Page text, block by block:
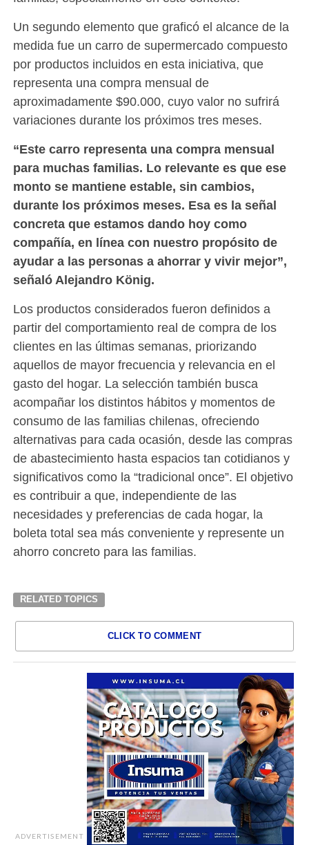
Un segundo elemento que graficó el alcance de la
medida fue un carro de supermercado compuesto
por productos incluidos en esta iniciativa, que
representa una compra mensual de
aproximadamente $90.000, cuyo valor no sufrirá
variaciones durante los próximos tres meses.
“Este carro representa una compra mensual
para muchas familias. Lo relevante es que ese
monto se mantiene estable, sin cambios,
durante los próximos meses. Esa es la señal
concreta que estamos dando hoy como
compañía, en línea con nuestro propósito de
ayudar a las personas a ahorrar y vivir mejor”,
señaló Alejandro König.
Los productos considerados fueron definidos a
partir del comportamiento real de compra de los
clientes en las últimas semanas, priorizando
aquellos de mayor frecuencia y relevancia en el
gasto del hogar. La selección también busca
acompañar los distintos hábitos y momentos de
consumo de las familias chilenas, ofreciendo
alternativas para cada ocasión, desde las compras
de abastecimiento hasta espacios tan cotidianos y
significativos como la “tradicional once”. El objetivo
es contribuir a que, independiente de las
necesidades y preferencias de cada hogar, la
boleta total sea más conveniente y represente un
ahorro concreto para las familias.
RELATED TOPICS
CLICK TO COMMENT
ADVERTISEMENT